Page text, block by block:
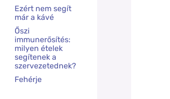
Ezért nem segít
már a kávé
Őszi
immunerősítés:
milyen ételek
segítenek a
szervezetednek?
Fehérje